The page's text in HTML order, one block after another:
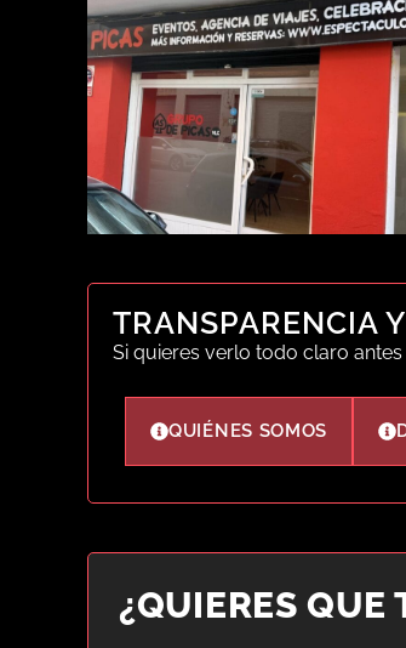
TRANSPARENCIA
Si quieres verlo todo claro
QUIÉNES SOMOS
¿QUIERES QUE